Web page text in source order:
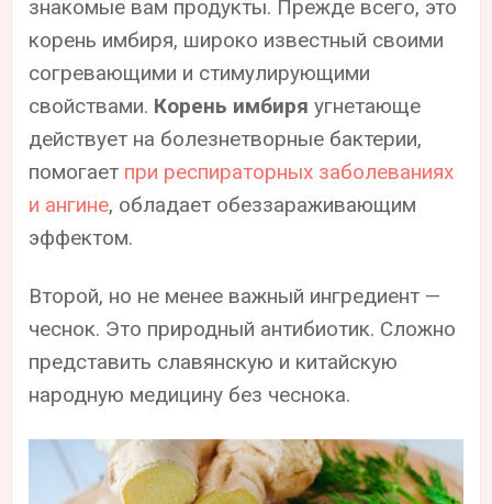
знакомые вам продукты. Прежде всего, это
корень имбиря, широко известный своими
согревающими и стимулирующими
свойствами. Корень имбиря угнетающе
действует на болезнетворные бактерии,
помогает при респираторных заболеваниях
и ангине, обладает обеззараживающим
эффектом.
Второй, но не менее важный ингредиент —
чеснок. Это природный антибиотик. Сложно
представить славянскую и китайскую
народную медицину без чеснока.